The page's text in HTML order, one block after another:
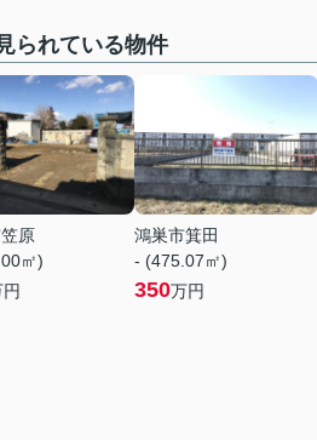
られている物件
原
㎡)
鴻巣市箕田
- (475.07㎡)
350万円